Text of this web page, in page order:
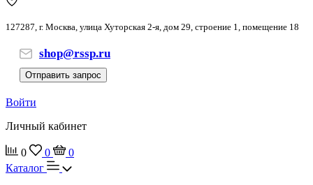
127287, г. Москва, улица Хуторская 2-я, дом 29, строение 1, помещение 18
shop@rssp.ru
Отправить запрос
Войти
Личный кабинет
0 0
0
Каталог